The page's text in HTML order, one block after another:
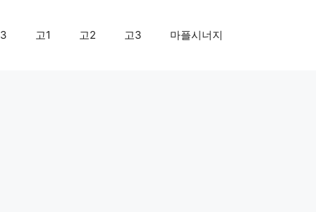
고1 고2 고3 마플시너지